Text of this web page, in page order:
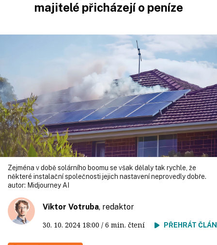
majitelé přicházejí o peníze
Zejména v době solárního boomu se však dělaly tak rychle, že
některé instalační společnosti jejich nastavení neprovedly dobře.
autor: Midjourney AI
Viktor Votruba, redaktor
30. 10. 2024 18:00 / 6 min. čtení PŘEHRÁT